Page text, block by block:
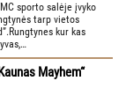
sporto salėje įvyko
tarp vietos
kur kas
Mayhem“